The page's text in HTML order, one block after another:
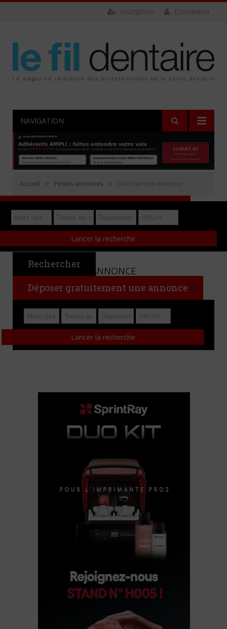
Connexion
Inscription
NAVIGATION
Accueil » Petites annonces » Chercher une Annonce
Rechercher
Déposer gratuitement une annonce
CHERCHER UNE ANNONCE
Rechercher
Déposer gratuitement une annonce